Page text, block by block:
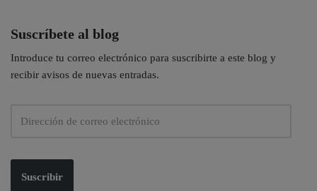
Suscríbete al blog
Introduce tu correo electrónico para suscribirte a este blog y
recibir avisos de nuevas entradas.
Suscribir